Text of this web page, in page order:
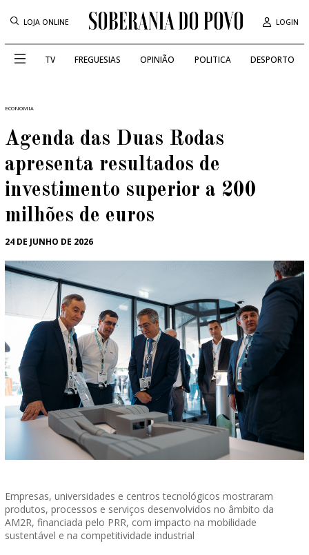
LOJA ONLINE LOGIN
TV FREGUESIAS OPINIÃO POLITICA DESPORTO
ECONOMIA
Agenda das Duas Rodas
apresenta resultados de
investimento superior a 200
milhões de euros
24 DE JUNHO DE 2026
Empresas, universidades e centros tecnológicos mostraram
produtos, processos e serviços desenvolvidos no âmbito da
AM2R, financiada pelo PRR, com impacto na mobilidade
sustentável e na competitividade industrial